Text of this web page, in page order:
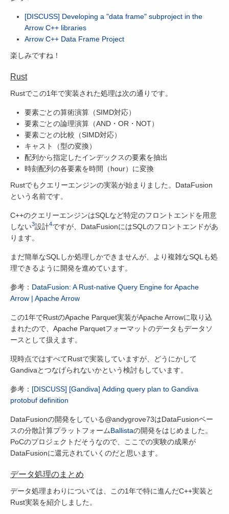
[DISCUSS] Developing a "data frame" subproject in the
Arrow C++ libraries
Arrow C++ Data Frame Project
楽しみですね！
Rust
Rustでこの1年で実装された処理は次の通りです。
要素ごとの算術演算（SIMD対応）
要素ごとの論理演算（AND・OR・NOT）
要素ごとの比較（SIMD対応）
キャスト（型の変換）
配列から指定したインデックスの要素を抽出
時刻配列の各要素を時間（hour）に変換
Rustでもクエリーエンジンの実装が始まりました。DataFusion
という名前です。
C++のクエリーエンジンはSQLなど特定のフロントエンドを用意
しない3設計4ですが、DataFusionにはSQLのフロントエンドがあ
ります。
まだ簡単なSQLしか処理しかできませんが、より複雑なSQLも処
理できるように開発を進めています。
参考： DataFusion: A Rust-native Query Engine for Apache
Arrow | Apache Arrow
この1年でRustのApache Parquet実装がApache Arrowに取り込
まれたので、Apache Parquetフォーマットのデータもデータソ
ースとして扱えます。
現時点ではすべてRustで実装していますが、どうにかして
Gandivaとつなげられないかという検討もしています。
参考： [DISCUSS] [Gandiva] Adding query plan to Gandiva
protobuf definition
DataFusionの開発をしている@andygrove73はDataFusionベー
スの分散計算プラットフォームBallistaの開発をはじめました。
PoCのプロジェクトだそうなので、ここでの実験の成果が
DataFusionに還元されていくのだと思います。
データ処理のまとめ
データ処理まわりについては、この1年で特に進んだC++実装と
Rust実装を紹介しました。